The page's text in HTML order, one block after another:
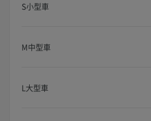
S小型車
M中型車
L大型車